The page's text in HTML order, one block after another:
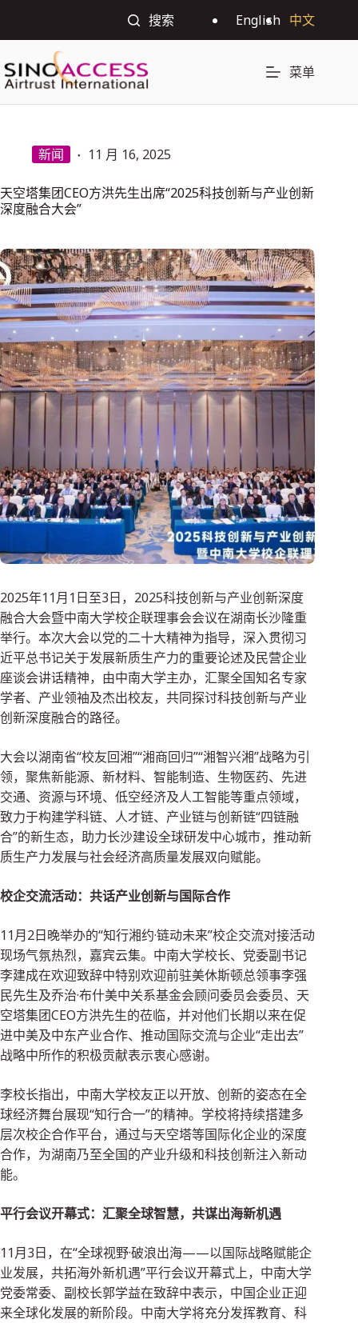
搜索 English 中文
菜单
新闻 11 月 16, 2025
天空塔集团CEO方洪先生出席“2025科技创新与产业创新
深度融合大会”
2025年11月1日至3日，2025科技创新与产业创新深度
融合大会暨中南大学校企联理事会会议在湖南长沙隆重
举行。本次大会以党的二十大精神为指导，深入贯彻习
近平总书记关于发展新质生产力的重要论述及民营企业
座谈会讲话精神，由中南大学主办，汇聚全国知名专家
学者、产业领袖及杰出校友，共同探讨科技创新与产业
创新深度融合的路径。
大会以湖南省“校友回湘”“湘商回归”“湘智兴湘”战略为引
领，聚焦新能源、新材料、智能制造、生物医药、先进
交通、资源与环境、低空经济及人工智能等重点领域，
致力于构建学科链、人才链、产业链与创新链“四链融
合”的新生态，助力长沙建设全球研发中心城市，推动新
质生产力发展与社会经济高质量发展双向赋能。
校企交流活动：共话产业创新与国际合作
11月2日晚举办的“知行湘约·链动未来”校企交流对接活动
现场气氛热烈，嘉宾云集。中南大学校长、党委副书记
李建成在欢迎致辞中特别欢迎前驻美休斯顿总领事李强
民先生及乔治·布什美中关系基金会顾问委员会委员、天
空塔集团CEO方洪先生的莅临，并对他们长期以来在促
进中美及中东产业合作、推动国际交流与企业“走出去”
战略中所作的积极贡献表示衷心感谢。
李校长指出，中南大学校友正以开放、创新的姿态在全
球经济舞台展现“知行合一”的精神。学校将持续搭建多
层次校企合作平台，通过与天空塔等国际化企业的深度
合作，为湖南乃至全国的产业升级和科技创新注入新动
能。
平行会议开幕式：汇聚全球智慧，共谋出海新机遇
11月3日，在“全球视野·破浪出海——以国际战略赋能企
业发展，共拓海外新机遇”平行会议开幕式上，中南大学
党委常委、副校长郭学益在致辞中表示，中国企业正迎
来全球化发展的新阶段。中南大学将充分发挥教育、科